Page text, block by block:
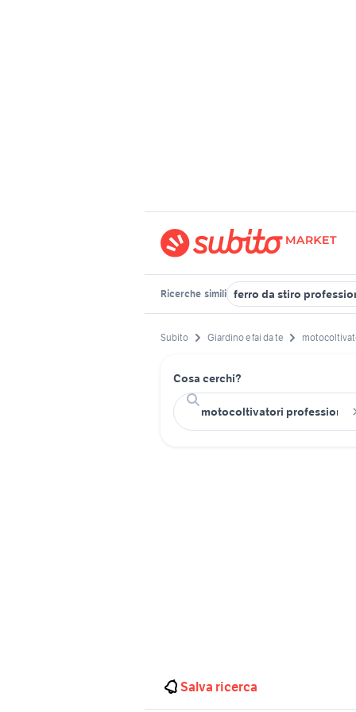
Ricerche simili ferro da stiro
Subito Giardino e fai da te
Cosa cerchi?
Salva ricerca